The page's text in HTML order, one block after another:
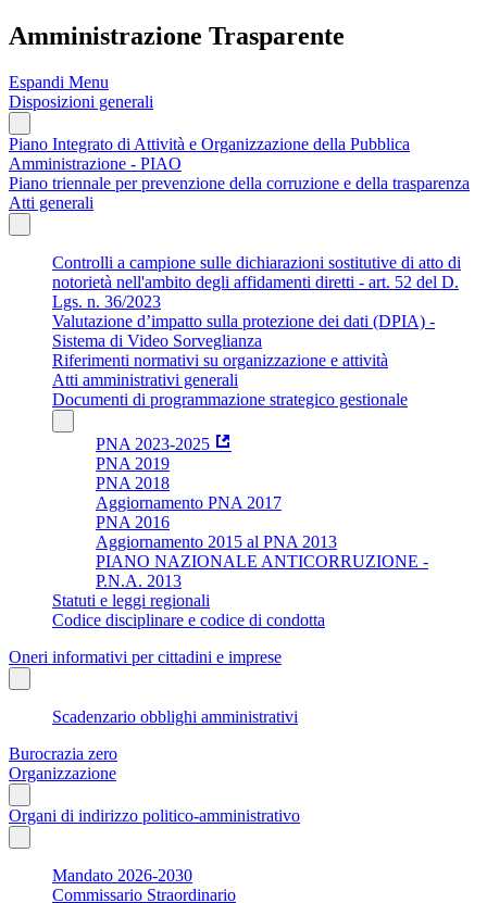
Amministrazione Trasparente
Espandi Menu
Disposizioni generali
Piano Integrato di Attività e Organizzazione della Pubblica
Amministrazione - PIAO
Piano triennale per prevenzione della corruzione e della trasparenza
Atti generali
Controlli a campione sulle dichiarazioni sostitutive di atto di
notorietà nell'ambito degli affidamenti diretti - art. 52 del D.
Lgs. n. 36/2023
Valutazione d’impatto sulla protezione dei dati (DPIA) -
Sistema di Video Sorveglianza
Riferimenti normativi su organizzazione e attività
Atti amministrativi generali
Documenti di programmazione strategico gestionale
PNA 2023-2025
PNA 2019
PNA 2018
Aggiornamento PNA 2017
PNA 2016
Aggiornamento 2015 al PNA 2013
PIANO NAZIONALE ANTICORRUZIONE -
P.N.A. 2013
Statuti e leggi regionali
Codice disciplinare e codice di condotta
Oneri informativi per cittadini e imprese
Scadenzario obblighi amministrativi
Burocrazia zero
Organizzazione
Organi di indirizzo politico-amministrativo
Mandato 2026-2030
Commissario Straordinario